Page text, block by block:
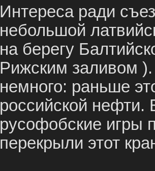
Интереса ради
небольшой
на берегу
Рижским заливом
немного: раньше
российской нефти.
русофобские игры
перекрыли этот